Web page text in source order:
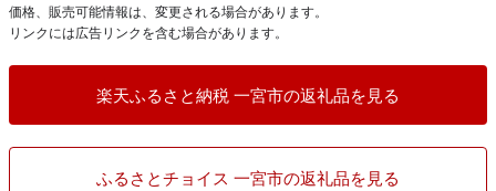
価格、販売可能情報は、変更される場合があります。
リンクには広告リンクを含む場合があります。
楽天ふるさと納税 一宮市の返礼品を見る
ふるさとチョイス 一宮市の返礼品を見る